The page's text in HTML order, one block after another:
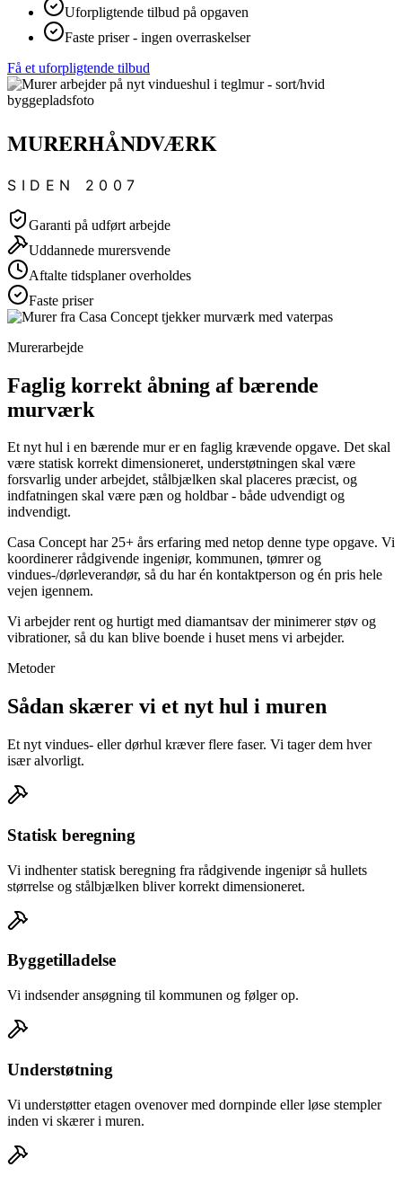
Uforpligtende tilbud på opgaven
Faste priser - ingen overraskelser
Få et uforpligtende tilbud
MURERHÅNDVÆRK
SIDEN 2007
Garanti på udført arbejde
Uddannede murersvende
Aftalte tidsplaner overholdes
Faste priser
Murerarbejde
Faglig korrekt åbning af bærende
murværk
Et nyt hul i en bærende mur er en faglig krævende opgave. Det skal
være statisk korrekt dimensioneret, understøtningen skal være
forsvarlig under arbejdet, stålbjælken skal placeres præcist, og
indfatningen skal være pæn og holdbar - både udvendigt og
indvendigt.
Casa Concept har 25+ års erfaring med netop denne type opgave. Vi
koordinerer rådgivende ingeniør, kommunen, tømrer og
vindues-/dørleverandør, så du har én kontaktperson og én pris hele
vejen igennem.
Vi arbejder rent og hurtigt med diamantsav der minimerer støv og
vibrationer, så du kan blive boende i huset mens vi arbejder.
Metoder
Sådan skærer vi et nyt hul i muren
Et nyt vindues- eller dørhul kræver flere faser. Vi tager dem hver
især alvorligt.
Statisk beregning
Vi indhenter statisk beregning fra rådgivende ingeniør så hullets
størrelse og stålbjælken bliver korrekt dimensioneret.
Byggetilladelse
Vi indsender ansøgning til kommunen og følger op.
Understøtning
Vi understøtter etagen ovenover med dornpinde eller løse stempler
inden vi skærer i muren.